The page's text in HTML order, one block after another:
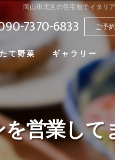
岡山市北区の住宅地でイタリ
7370-6833 ご予
て野菜 ギャラリー
営業して